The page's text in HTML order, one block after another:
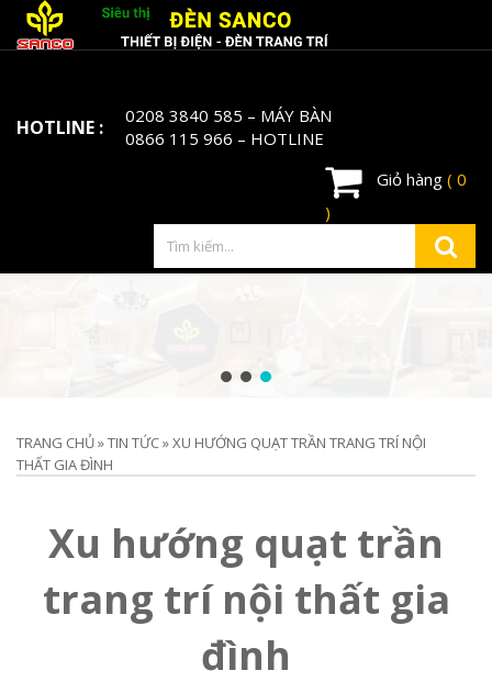
HOTLINE : 0208 3840 585 – MÁY BÀN
0866 115 966 – HOTLINE
Giỏ hàng ( 0
)
TRANG CHỦ»TIN TỨC»XU HƯỚNG QUẠT TRẦN TRANG TRÍ NỘI
THẤT GIA ĐÌNH
Xu hướng quạt trần
trang trí nội thất gia
đình